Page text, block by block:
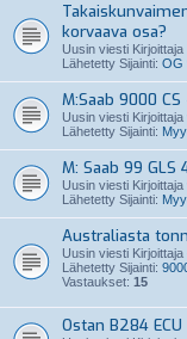
korvaava osa?
Uusin viesti Kirjoittaja
Lähetetty Sijainti: OG
M:Saab 9000
Uusin viesti Kirjoittaja
Lähetetty Sijainti:
M: Saab 99 GLS
Uusin viesti Kirjoittaja
Lähetetty Sijainti:
Australiasta
Uusin viesti Kirjoittaja
Lähetetty Sijainti:
Vastaukset: 15
Ostan B284 ECU